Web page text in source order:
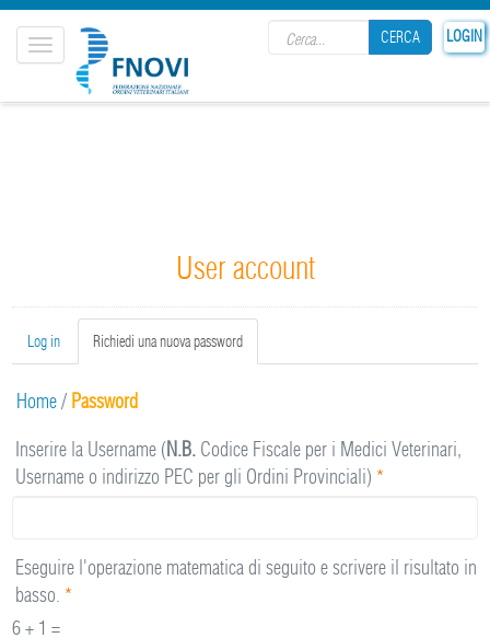
LOGIN
CERCA
Toggle
navigation
User account
Primary tabs
Log in Richiedi una nuova password
tab)
Home/ Password
Inserire la Username (N.B. Codice Fiscale per i Medici Veterinari,
Username o indirizzo PEC per gli Ordini Provinciali) *
Eseguire l'operazione matematica di seguito e scrivere il risultato in
basso. *
6 + 1 =